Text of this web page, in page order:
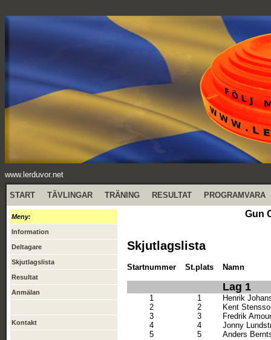
www.lerduvor.net
START TÄVLINGAR TRÄNING RESULTAT PROGRAMVARA
Meny:
Information
Deltagare
Skjutlagslista
Resultat
Anmälan
Kontakt
Gun
Skjutlagslista
Startnummer St.plats Namn
Lag 1
1 1
Henrik
2
2
Kent
3
3
Fredrik Amour
4
4
Jonny
5
5 Anders